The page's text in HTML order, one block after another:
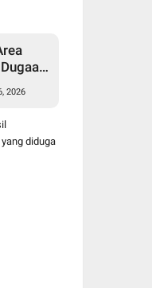
2026
diduga